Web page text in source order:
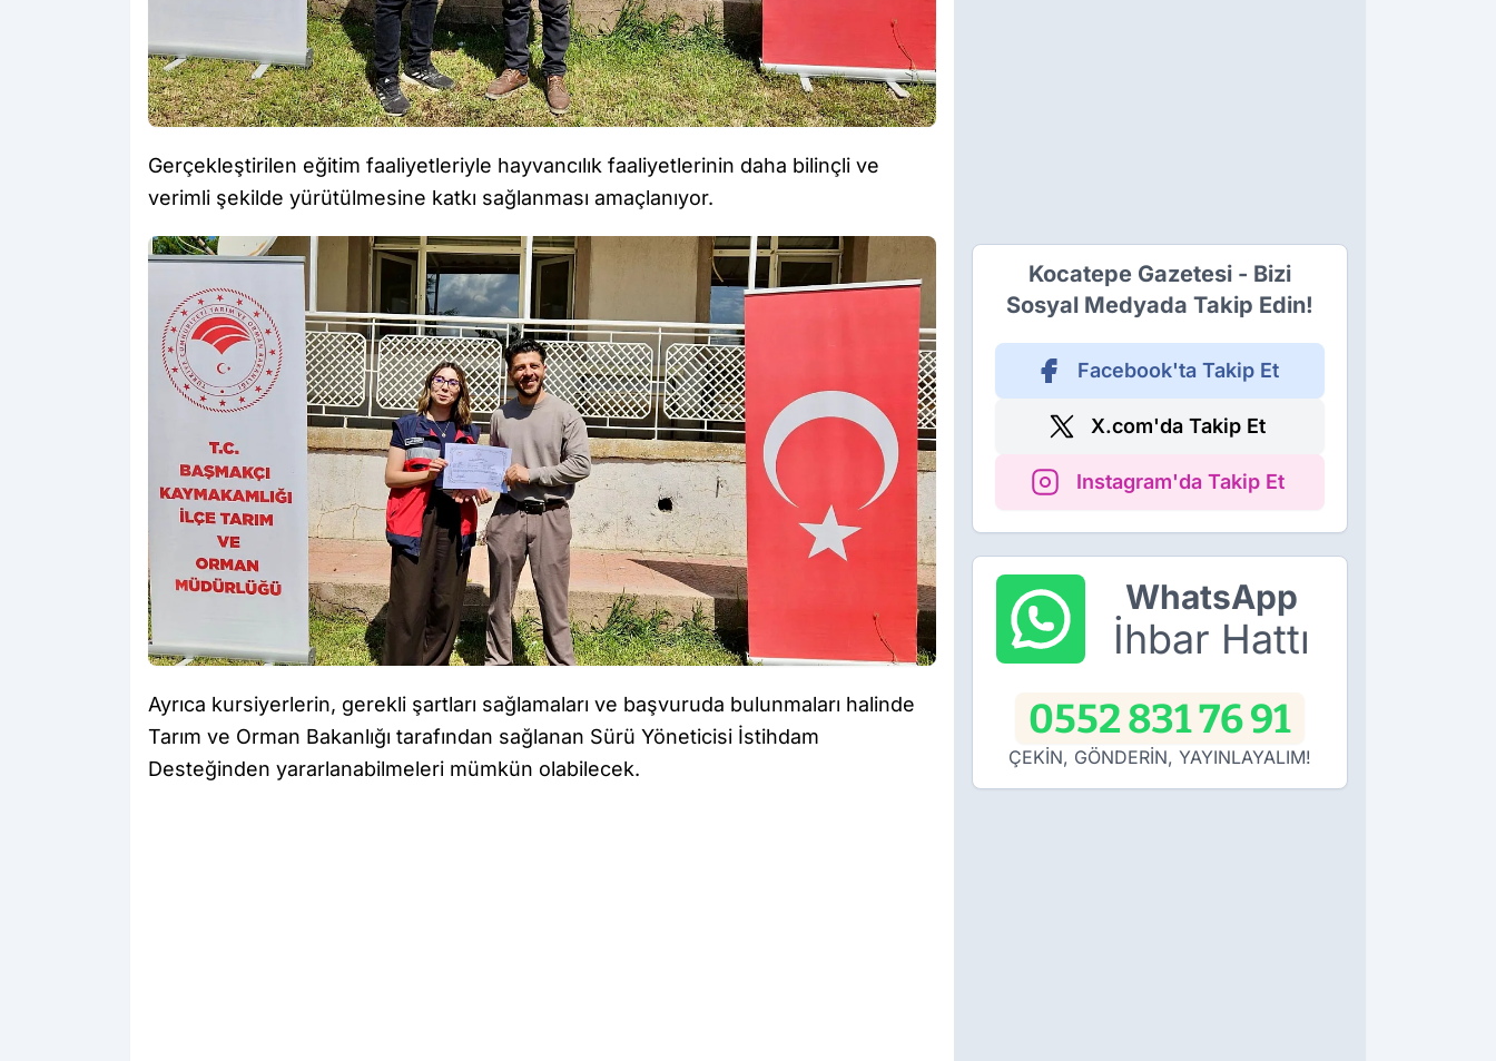
Gerçekleştirilen eğitim faaliyetleriyle hayvancılık faaliyetlerinin daha bilinçli ve
verimli şekilde yürütülmesine katkı sağlanması amaçlanıyor.
Ayrıca kursiyerlerin, gerekli şartları sağlamaları ve başvuruda bulunmaları halinde
Tarım ve Orman Bakanlığı tarafından sağlanan Sürü Yöneticisi İstihdam
Desteğinden yararlanabilmeleri mümkün olabilecek.
Kocatepe Gazetesi - Bizi
Sosyal Medyada Takip Edin!
Facebook'ta Takip Et
X.com'da Takip Et
Instagram'da Takip Et
WhatsApp
İhbar Hattı
0552 831 76 91
ÇEKİN, GÖNDERİN, YAYINLAYALIM!